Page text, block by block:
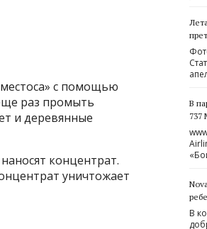
с помощью
раз промыть
и деревянные
концентрат.
уничтожает
В
737
В